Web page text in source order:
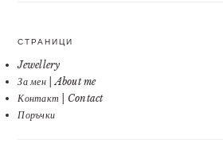
СТРАНИЦИ
Jewellery
За мен | About me
Контакт | Contact
Поръчки